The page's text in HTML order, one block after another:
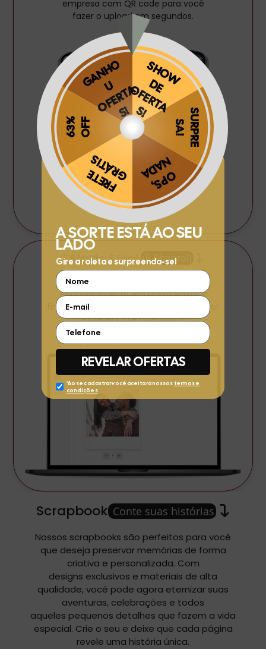
empresa com QR code para você
fazer o upload em segundos.
É Rápido, É Fácil(É Phooto!)
Suba suas fotos preferidas, revise o
enquadramento em nosso editor e
finalize seu pedido em minutos. A melhor
experiência é na Phooto!
Scrapbook Conte suas histórias
Nossos scrapbooks são perfeitos para você
que deseja preservar memórias de forma
criativa e personalizada. Com
designs exclusivos e materiais de alta
qualidade, você pode agora eternizar suas
aventuras, celebrações e todos
aqueles pequenos detalhes que fazem a vida
especial. Crie o seu e deixe que cada página
revele uma história única.
Obrigado por se cadastrar na
Aproveite e receba as novidades e ofertas exclusivas da